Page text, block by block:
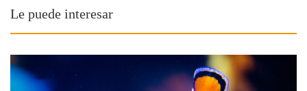
Le puede interesar